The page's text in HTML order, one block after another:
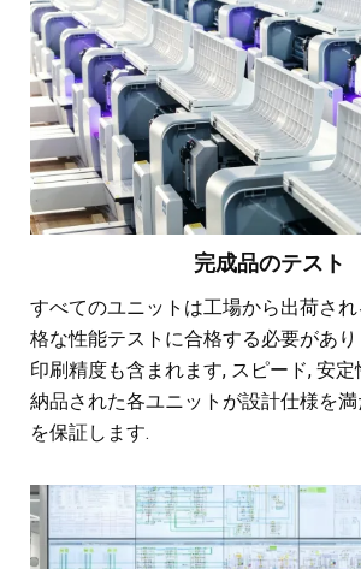
完成品のテスト
すべてのユニットは工場から出荷さ
格な性能テストに合格する必要があ
印刷精度も含まれます, スピード, 安定
納品された各ユニットが設計仕様を
を保証します.